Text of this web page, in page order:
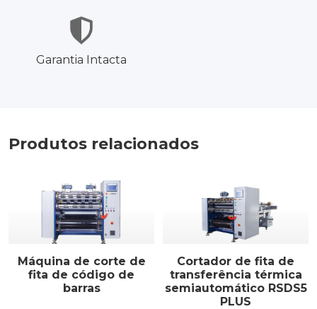
Garantia Intacta
Produtos relacionados
Máquina de corte de
fita de código de
barras
Cortador de fita de
transferência térmica
semiautomático RSDS5
PLUS